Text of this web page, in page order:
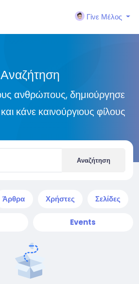
Γίνε Μέλος
Αναζήτηση
ανθρώπους, δημιούργησε
κάνε καινούργιους φίλους
Αναζήτηση
Άρθρα Χρήστες Σελίδες
Events